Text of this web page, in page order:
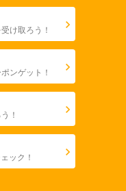
け取ろう！
ンゲット！
！
ック！